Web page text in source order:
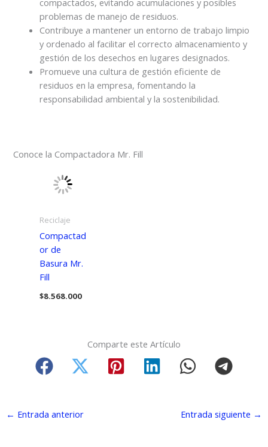
compactados, evitando acumulaciones y posibles
problemas de manejo de residuos.
Contribuye a mantener un entorno de trabajo limpio
y ordenado al facilitar el correcto almacenamiento y
gestión de los desechos en lugares designados.
Promueve una cultura de gestión eficiente de
residuos en la empresa, fomentando la
responsabilidad ambiental y la sostenibilidad.
Conoce la Compactadora Mr. Fill
Reciclaje
Compactad
or de
Basura Mr.
Fill
$8.568.000
Comparte este Artículo
← Entrada anterior Entrada siguiente →